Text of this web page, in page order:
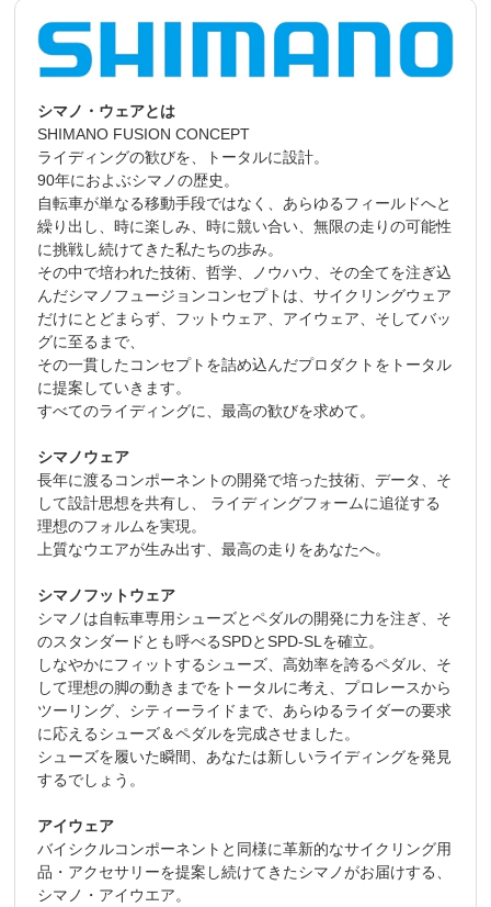
シマノ・ウェアとは
SHIMANO FUSION CONCEPT
ライディングの歓びを、トータルに設計。
90年におよぶシマノの歴史。
自転車が単なる移動手段ではなく、あらゆるフィールドへと
繰り出し、時に楽しみ、時に競い合い、無限の走りの可能性
に挑戦し続けてきた私たちの歩み。
その中で培われた技術、哲学、ノウハウ、その全てを注ぎ込
んだシマノフュージョンコンセプトは、サイクリングウェア
だけにとどまらず、フットウェア、アイウェア、そしてバッ
グに至るまで、
その一貫したコンセプトを詰め込んだプロダクトをトータル
に提案していきます。
すべてのライディングに、最高の歓びを求めて。
シマノウェア
長年に渡るコンポーネントの開発で培った技術、データ、そ
して設計思想を共有し、 ライディングフォームに追従する
理想のフォルムを実現。
上質なウエアが生み出す、最高の走りをあなたへ。
シマノフットウェア
シマノは自転車専用シューズとペダルの開発に力を注ぎ、そ
のスタンダードとも呼べるSPDとSPD-SLを確立。
しなやかにフィットするシューズ、高効率を誇るペダル、そ
して理想の脚の動きまでをトータルに考え、プロレースから
ツーリング、シティーライドまで、あらゆるライダーの要求
に応えるシューズ＆ペダルを完成させました。
シューズを履いた瞬間、あなたは新しいライディングを発見
するでしょう。
アイウェア
バイシクルコンポーネントと同様に革新的なサイクリング用
品・アクセサリーを提案し続けてきたシマノがお届けする、
シマノ・アイウエア。